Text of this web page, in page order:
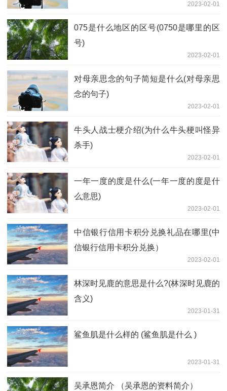
2023-02-01
075是什么地区的区号(0750是哪里的区
号)
2023-02-01
对母亲思念的句子简短是什么(对母亲思
念的句子)
2023-02-01
牛头人战士梗介绍(为什么牛头梗叫怪异
杀手)
2023-02-01
一年一度的度是什么(一年一度的度是什
么意思)
2023-02-01
中信银行信用卡积分兑换礼品在哪里(中
信银行信用卡积分兑换）
2023-02-01
林深时见鹿的意思是什么?(林深时见鹿的
含义)
2023-01-31
鲨鱼肌是什么样的 (鲨鱼肌是什么 )
2023-01-31
吴承恩简介 （吴承恩的资料简介）